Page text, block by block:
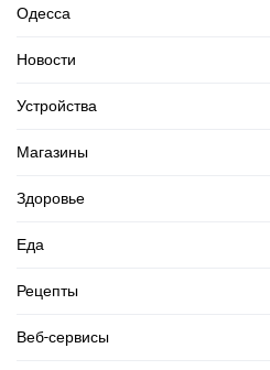
Одесса
Новости
Устройства
Магазины
Здоровье
Еда
Рецепты
Веб-сервисы